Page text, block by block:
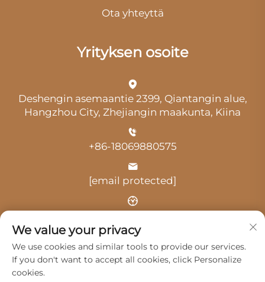
Ota yhteyttä
Yrityksen osoite
Deshengin asemaantie 2399, Qiantangin alue,
Hangzhou City, Zhejiangin maakunta, Kiina
+86-18069880575
[email protected]
Aika: klo 9.00–18.00
We value your privacy
We use cookies and similar tools to provide our services.
If you don't want to accept all cookies, click Personalize
cookies.